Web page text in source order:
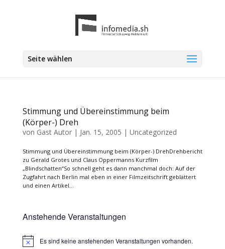
Seite wählen
Stimmung und Übereinstimmung beim
(Körper-) Dreh
von Gast Autor| Jan. 15, 2005 | Uncategorized
Stimmung und Übereinstimmung beim (Körper-) DrehDrehbericht
zu Gerald Grotes und Claus Oppermanns Kurzfilm
„Blindschatten“So schnell geht es dann manchmal doch: Auf der
Zugfahrt nach Berlin mal eben in einer Filmzeitschrift geblättert
und einen Artikel...
Anstehende Veranstaltungen
HinweisEs sind keine anstehenden Veranstaltungen vorhanden.